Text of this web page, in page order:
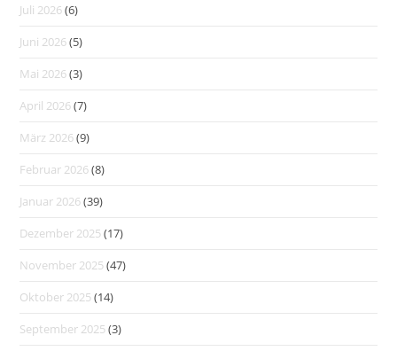
Juli 2026(6)
Juni 2026(5)
Mai 2026(3)
April 2026(7)
März 2026(9)
Februar 2026(8)
Januar 2026(39)
Dezember 2025(17)
November 2025(47)
Oktober 2025(14)
September 2025(3)